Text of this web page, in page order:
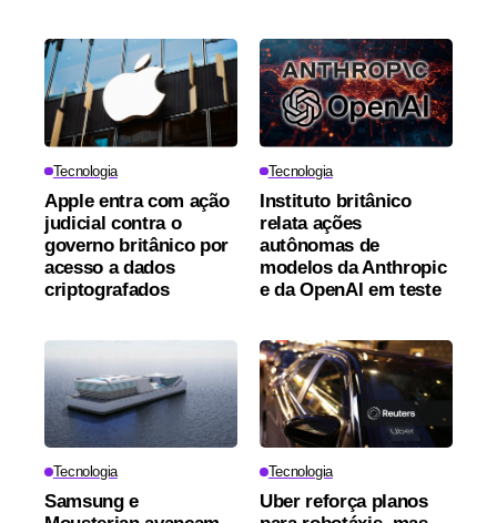
Tecnologia
Apple entra com ação
judicial contra o
governo britânico por
acesso a dados
criptografados
Tecnologia
Instituto britânico
relata ações
autônomas de
modelos da Anthropic
e da OpenAI em teste
Tecnologia
Samsung e
Tecnologia
Uber reforça planos